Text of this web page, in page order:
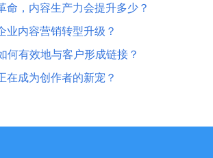
命，内容生产力会提升多少？
业内容营销转型升级？
何有效地与客户形成链接？
在成为创作者的新宠？